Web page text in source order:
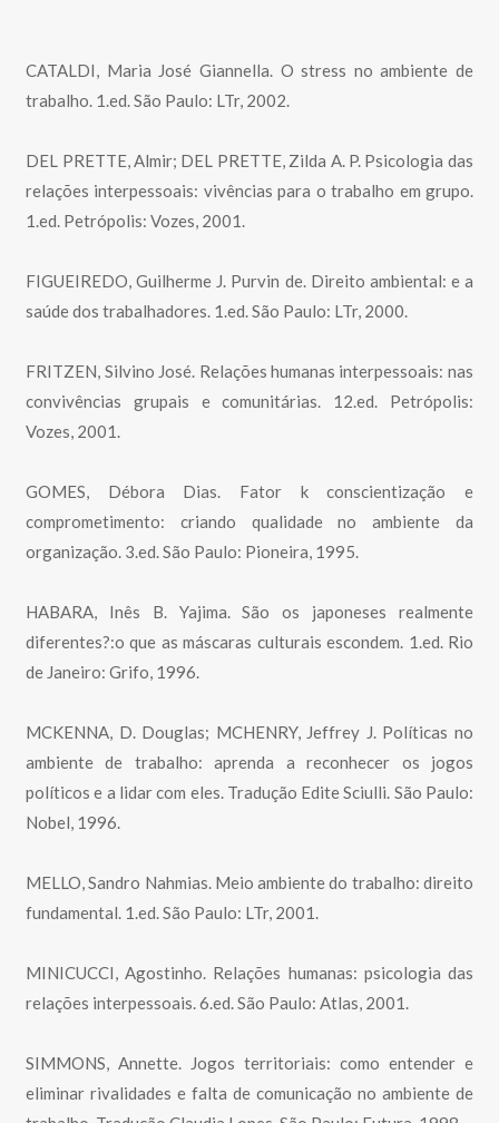
CATALDI, Maria José Giannella. O stress no ambiente de
trabalho. 1.ed. São Paulo: LTr, 2002.
DEL PRETTE, Almir; DEL PRETTE, Zilda A. P. Psicologia das
relações interpessoais: vivências para o trabalho em grupo.
1.ed. Petrópolis: Vozes, 2001.
FIGUEIREDO, Guilherme J. Purvin de. Direito ambiental: e a
saúde dos trabalhadores. 1.ed. São Paulo: LTr, 2000.
FRITZEN, Silvino José. Relações humanas interpessoais: nas
convivências grupais e comunitárias. 12.ed. Petrópolis:
Vozes, 2001.
GOMES, Débora Dias. Fator k conscientização e
comprometimento: criando qualidade no ambiente da
organização. 3.ed. São Paulo: Pioneira, 1995.
HABARA, Inês B. Yajima. São os japoneses realmente
diferentes?:o que as máscaras culturais escondem. 1.ed. Rio
de Janeiro: Grifo, 1996.
MCKENNA, D. Douglas; MCHENRY, Jeffrey J. Políticas no
ambiente de trabalho: aprenda a reconhecer os jogos
políticos e a lidar com eles. Tradução Edite Sciulli. São Paulo:
Nobel, 1996.
MELLO, Sandro Nahmias. Meio ambiente do trabalho: direito
fundamental. 1.ed. São Paulo: LTr, 2001.
MINICUCCI, Agostinho. Relações humanas: psicologia das
relações interpessoais. 6.ed. São Paulo: Atlas, 2001.
SIMMONS, Annette. Jogos territoriais: como entender e
eliminar rivalidades e falta de comunicação no ambiente de